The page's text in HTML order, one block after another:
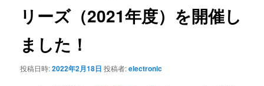
シ
リーズ（2021年度）を開催し
ました！
投稿日時:2022年2月18日 投稿者:electronic